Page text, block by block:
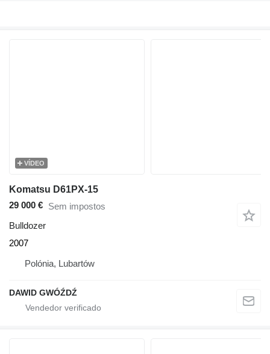
VÍDEO
Komatsu D61PX-15
29 000 € Sem impostos
Bulldozer
2007
Polónia, Lubartów
DAWID GWÓŹDŹ